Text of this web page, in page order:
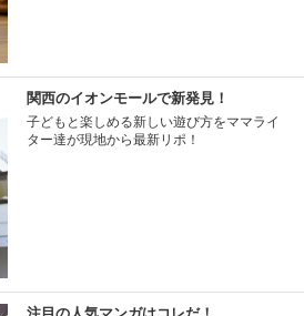
関西のイオンモールで新発見！
子どもと楽しめる新しい遊び方をママライ
ター達が現地から最新リポ！